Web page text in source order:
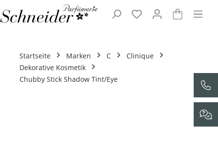
Zum Hauptinhalt springen
Startseite Marken C
Clinique
Dekorative Kosmetik
Chubby Stick Shadow Tint/Eye